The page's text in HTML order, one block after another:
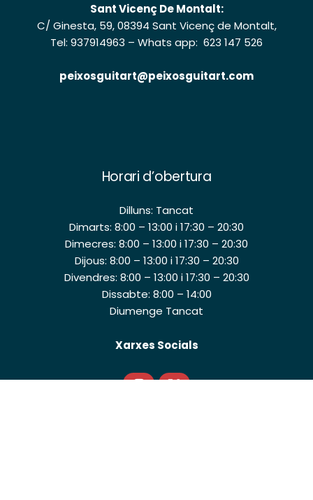
Sant Vicenç De Montalt:
C/ Ginesta, 59, 08394 Sant Vicenç de Montalt,
Tel: 937914963 – Whats app: 623 147 526
peixosguitart@peixosguitart.com
Horari d’obertura
Dilluns: Tancat
Dimarts: 8:00 – 13:00 i 17:30 – 20:30
Dimecres: 8:00 – 13:00 i 17:30 – 20:30
Dijous: 8:00 – 13:00 i 17:30 – 20:30
Divendres: 8:00 – 13:00 i 17:30 – 20:30
Dissabte: 8:00 – 14:00
Diumenge Tancat
Xarxes Socials